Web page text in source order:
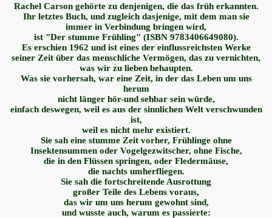
Rachel Carson gehörte zu denjenigen, die das früh erkannten.
Ihr letztes Buch, und zugleich dasjenige, mit dem man sie
immer in Verbindung bringen wird,
ist "Der stumme Frühling" (ISBN 9783406649080).
Es erschien 1962 und ist eines der einflussreichsten Werke
seiner Zeit über das menschliche Vermögen, das zu vernichten,
was wir zu lieben behaupten.
Was sie vorhersah, war eine Zeit, in der das Leben um uns
herum
nicht länger hör-und sehbar sein würde,
einfach deswegen, weil es aus der sinnlichen Welt verschwunden
ist,
weil es nicht mehr existiert.
Sie sah eine stumme Zeit vorher, Frühlinge ohne
Insektensummen oder Vogelgezwitscher, ohne Fische,
die in den Flüssen springen, oder Fledermäuse,
die nachts umherfliegen.
Sie sah die fortschreitende Ausrottung
großer Teile des Lebens voraus,
das wir um uns herum gewohnt sind,
und wusste auch, warum es passierte: